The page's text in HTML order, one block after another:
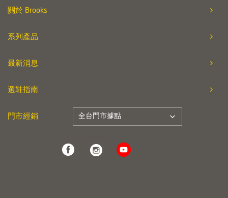
關於 Brooks
系列產品
最新消息
選鞋指南
門市經銷 全台門市據點